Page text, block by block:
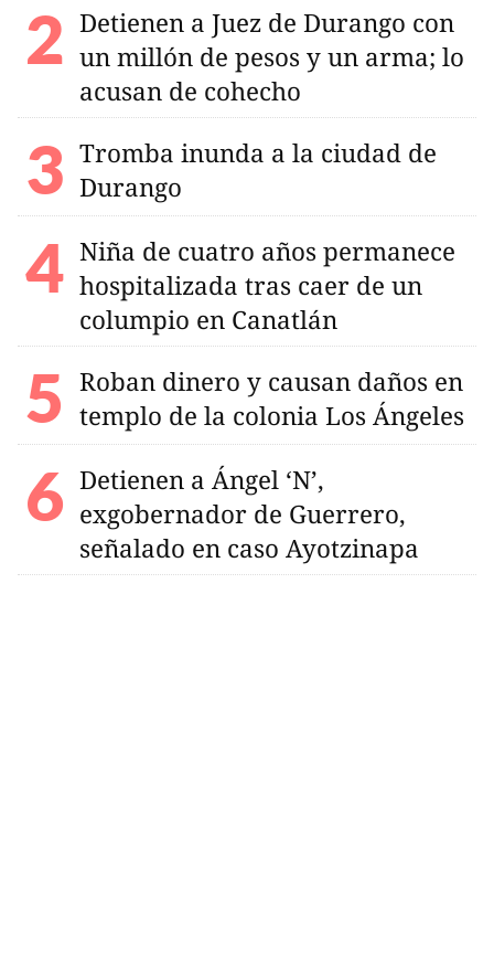
Detienen a Juez de Durango con
un millón de pesos y un arma; lo
acusan de cohecho
Tromba inunda a la ciudad de
Durango
Niña de cuatro años permanece
hospitalizada tras caer de un
columpio en Canatlán
Roban dinero y causan daños en
templo de la colonia Los Ángeles
Detienen a Ángel ‘N’,
exgobernador de Guerrero,
señalado en caso Ayotzinapa